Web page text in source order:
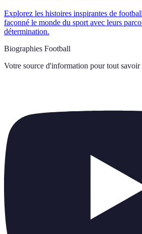
Explorez les histoires inspirantes de
façonné le monde du sport avec leurs
détermination.
Biographies Football
Votre source d'information pour tout savoir